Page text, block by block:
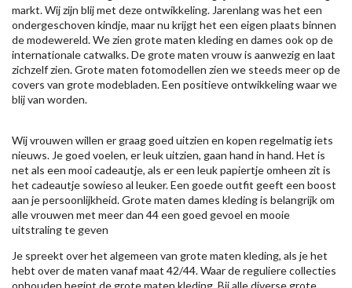
markt. Wij zijn blij met deze ontwikkeling. Jarenlang was het een
ondergeschoven kindje, maar nu krijgt het een eigen plaats binnen
de modewereld. We zien grote maten kleding en dames ook op de
internationale catwalks. De grote maten vrouw is aanwezig en laat
zichzelf zien. Grote maten fotomodellen zien we steeds meer op de
covers van grote modebladen. Een positieve ontwikkeling waar we
blij van worden.
Wij vrouwen willen er graag goed uitzien en kopen regelmatig iets
nieuws. Je goed voelen, er leuk uitzien, gaan hand in hand. Het is
net als een mooi cadeautje, als er een leuk papiertje omheen zit is
het cadeautje sowieso al leuker. Een goede outfit geeft een boost
aan je persoonlijkheid. Grote maten dames kleding is belangrijk om
alle vrouwen met meer dan 44 een goed gevoel en mooie
uitstraling te geven
Je spreekt over het algemeen van grote maten kleding, als je het
hebt over de maten vanaf maat 42/44. Waar de reguliere collecties
ophouden begint de grote maten kleding. Bij alle diverse grote